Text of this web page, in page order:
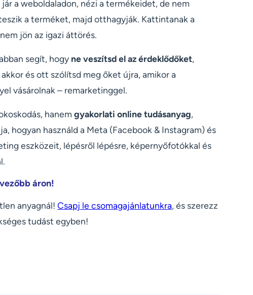
a weboldaladon, nézi a termékeidet, de nem
a terméket, majd otthagyják. Kattintanak a
jön az igazi áttörés.
segít, hogy ne veszítsd el az érdeklődőket,
és ott szólítsd meg őket újra, amikor a
vásárolnak – remarketinggel.
hanem gyakorlati online tudásanyag,
hogyan használd a Meta (Facebook & Instagram) és
eszközeit, lépésről lépésre, képernyőfotókkal és
áron!
anyagnál! Csapj le csomagajánlatunkra, és szerezz
tudást egyben!